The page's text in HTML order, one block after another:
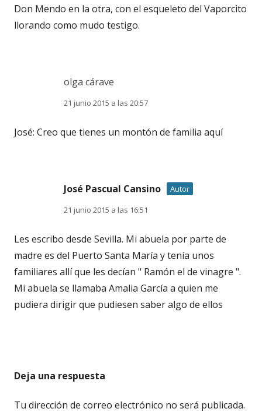
Don Mendo en la otra, con el esqueleto del Vaporcito
llorando como mudo testigo.
olga cárave
21 junio 2015 a las 20:57
José: Creo que tienes un montón de familia aquí
José Pascual Cansino
Autor
21 junio 2015 a las 16:51
Les escribo desde Sevilla. Mi abuela por parte de
madre es del Puerto Santa María y tenía unos
familiares allí que les decían " Ramón el de vinagre ".
Mi abuela se llamaba Amalia García a quien me
pudiera dirigir que pudiesen saber algo de ellos
Deja una respuesta
Tu dirección de correo electrónico no será publicada.